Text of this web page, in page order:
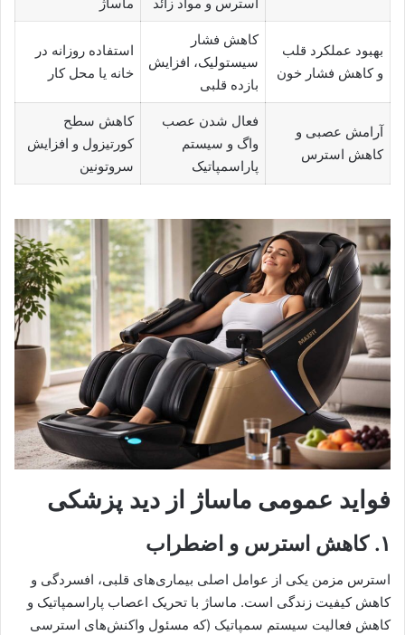
استرس و مواد زائد ماساژ
بهبود عملکرد قلب
و کاهش فشار خون
کاهش فشار
سیستولیک، افزایش
بازده قلبی
استفاده روزانه در
خانه یا محل کار
آرامش عصبی و
کاهش استرس
فعال شدن عصب
واگ و سیستم
پاراسمپاتیک
کاهش سطح
کورتیزول و افزایش
سروتونین
فواید عمومی ماساژ از دید پزشکی
۱. کاهش استرس و اضطراب
استرس مزمن یکی از عوامل اصلی بیماری‌های قلبی، افسردگی و
کاهش کیفیت زندگی است. ماساژ با تحریک اعصاب پاراسمپاتیک و
کاهش فعالیت سیستم سمپاتیک (که مسئول واکنش‌های استرسی